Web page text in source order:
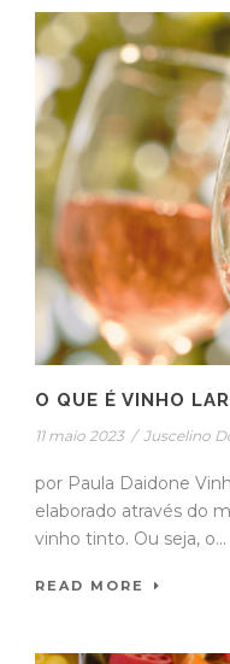
O QUE É VINHO
11 maio 2023 / Juscelino
por Paula Daidone
elaborado através do
vinho tinto. Ou seja, o...
READ MORE